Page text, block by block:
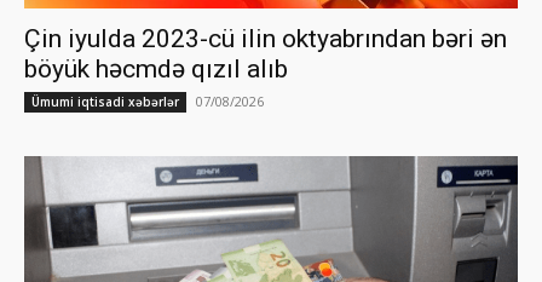
Çin iyulda 2023-cü ilin oktyabrından bəri ən
böyük həcmdə qızıl alıb
Ümumi iqtisadi xəbərlər 07/08/2026